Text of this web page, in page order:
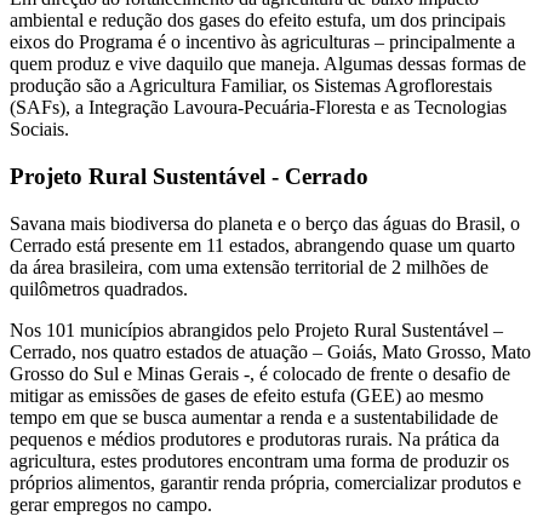
ambiental e redução dos gases do efeito estufa, um dos principais
eixos do Programa é o incentivo às agriculturas – principalmente a
quem produz e vive daquilo que maneja. Algumas dessas formas de
produção são a Agricultura Familiar, os Sistemas Agroflorestais
(SAFs), a Integração Lavoura-Pecuária-Floresta e as Tecnologias
Sociais.
Projeto Rural Sustentável - Cerrado
Savana mais biodiversa do planeta e o berço das águas do Brasil, o
Cerrado está presente em 11 estados, abrangendo quase um quarto
da área brasileira, com uma extensão territorial de 2 milhões de
quilômetros quadrados.
Nos 101 municípios abrangidos pelo Projeto Rural Sustentável –
Cerrado, nos quatro estados de atuação – Goiás, Mato Grosso, Mato
Grosso do Sul e Minas Gerais -, é colocado de frente o desafio de
mitigar as emissões de gases de efeito estufa (GEE) ao mesmo
tempo em que se busca aumentar a renda e a sustentabilidade de
pequenos e médios produtores e produtoras rurais. Na prática da
agricultura, estes produtores encontram uma forma de produzir os
próprios alimentos, garantir renda própria, comercializar produtos e
gerar empregos no campo.